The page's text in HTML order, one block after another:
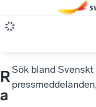
R
a
Sök bland